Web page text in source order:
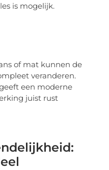
is mogelijk.
of mat kunnen de
veranderen.
een moderne
juist rust